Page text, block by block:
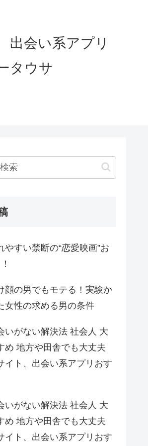
出会い系アプリ
タウサ
やすい禁断の“恋愛映画”お
顔の男でもモテる！実験か
女性の求める男の条件
いがない解決法 社会人 大
め 地方や田舎でも大丈夫
イト、出会い系アプリおす
いがない解決法 社会人 大
め 地方や田舎でも大丈夫
イト、出会い系アプリおす